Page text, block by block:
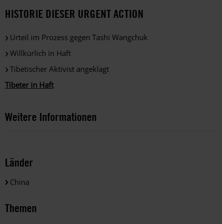
HISTORIE DIESER URGENT ACTION
Urteil im Prozess gegen Tashi Wangchuk
Willkürlich in Haft
Tibetischer Aktivist angeklagt
Tibeter in Haft
Weitere Informationen
Länder
China
Themen